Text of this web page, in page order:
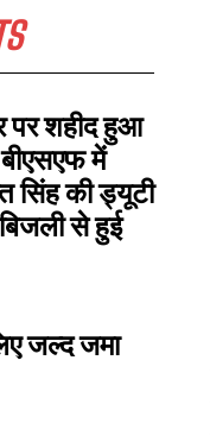
पर शहीद हुआ
में
सिंह की ड्यूटी
से हुई
जल्द जमा